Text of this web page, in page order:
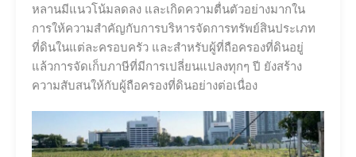
หลานมีแนวโน้มลดลง และเกิดความตื่นตัวอย่างมากใน
การให้ความสำคัญกับการบริหารจัดการทรัพย์สินประเภท
ที่ดินในแต่ละครอบครัว และสำหรับผู้ที่ถือครองที่ดินอยู่
แล้วการจัดเก็บภาษีที่มีการเปลี่ยนแปลงทุกๆ ปี ยังสร้าง
ความสับสนให้กับผู้ถือครองที่ดินอย่างต่อเนื่อง